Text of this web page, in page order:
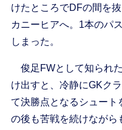
けたところでDFの間を
カニーヒアへ。1本のパ
しまった。
俊足FWとして知られ
け出すと、冷静にGKク
て決勝点となるシュート
の後も苦戦を続けながら